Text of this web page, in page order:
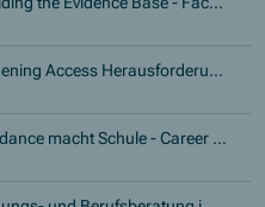
und Wirkung
Access Herausforderun
– Zielgruppen erreich
macht Schule - Career M
Kindheit bis zum Berufs